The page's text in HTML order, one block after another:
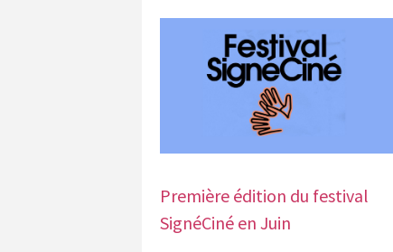
Première édition du festival
SignéCiné en Juin